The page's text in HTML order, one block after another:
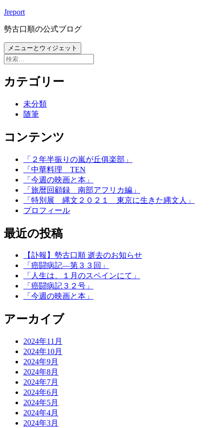
コ
テ
ン
ツ
へ
キ
Jreport
勢古口順の公式ブログ
メニューとウィジェット
検
カテゴリー
未分類
随筆
コンテンツ
「２年半振りの嵐が丘俱楽部」
「中華料理 TEN
「今週の映画と本」
「旅暦回顧録 南部アフリカ編」
「特別展 縄文２０２１ 東京に生きた縄文人」
プロフィール
最近の投稿
【訃報】勢古口順 逝去のお知らせ
「癌闘病記―第３３回」
「人生は、１月のスペインにて」
「癌闘病記３２号」
「今週の映画と本」
アーカイブ
2024年11月
2024年10月
2024年9月
2024年8月
2024年7月
2024年6月
2024年5月
2024年4月
2024年3月